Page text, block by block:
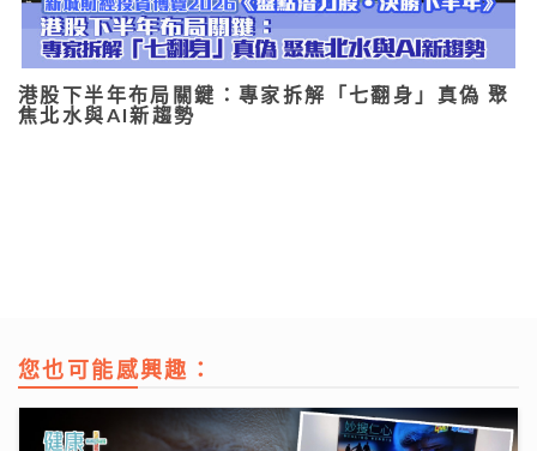
港股下半年布局關鍵：專家拆解「七翻身」真偽 聚
焦北水與AI新趨勢
您也可能感興趣：